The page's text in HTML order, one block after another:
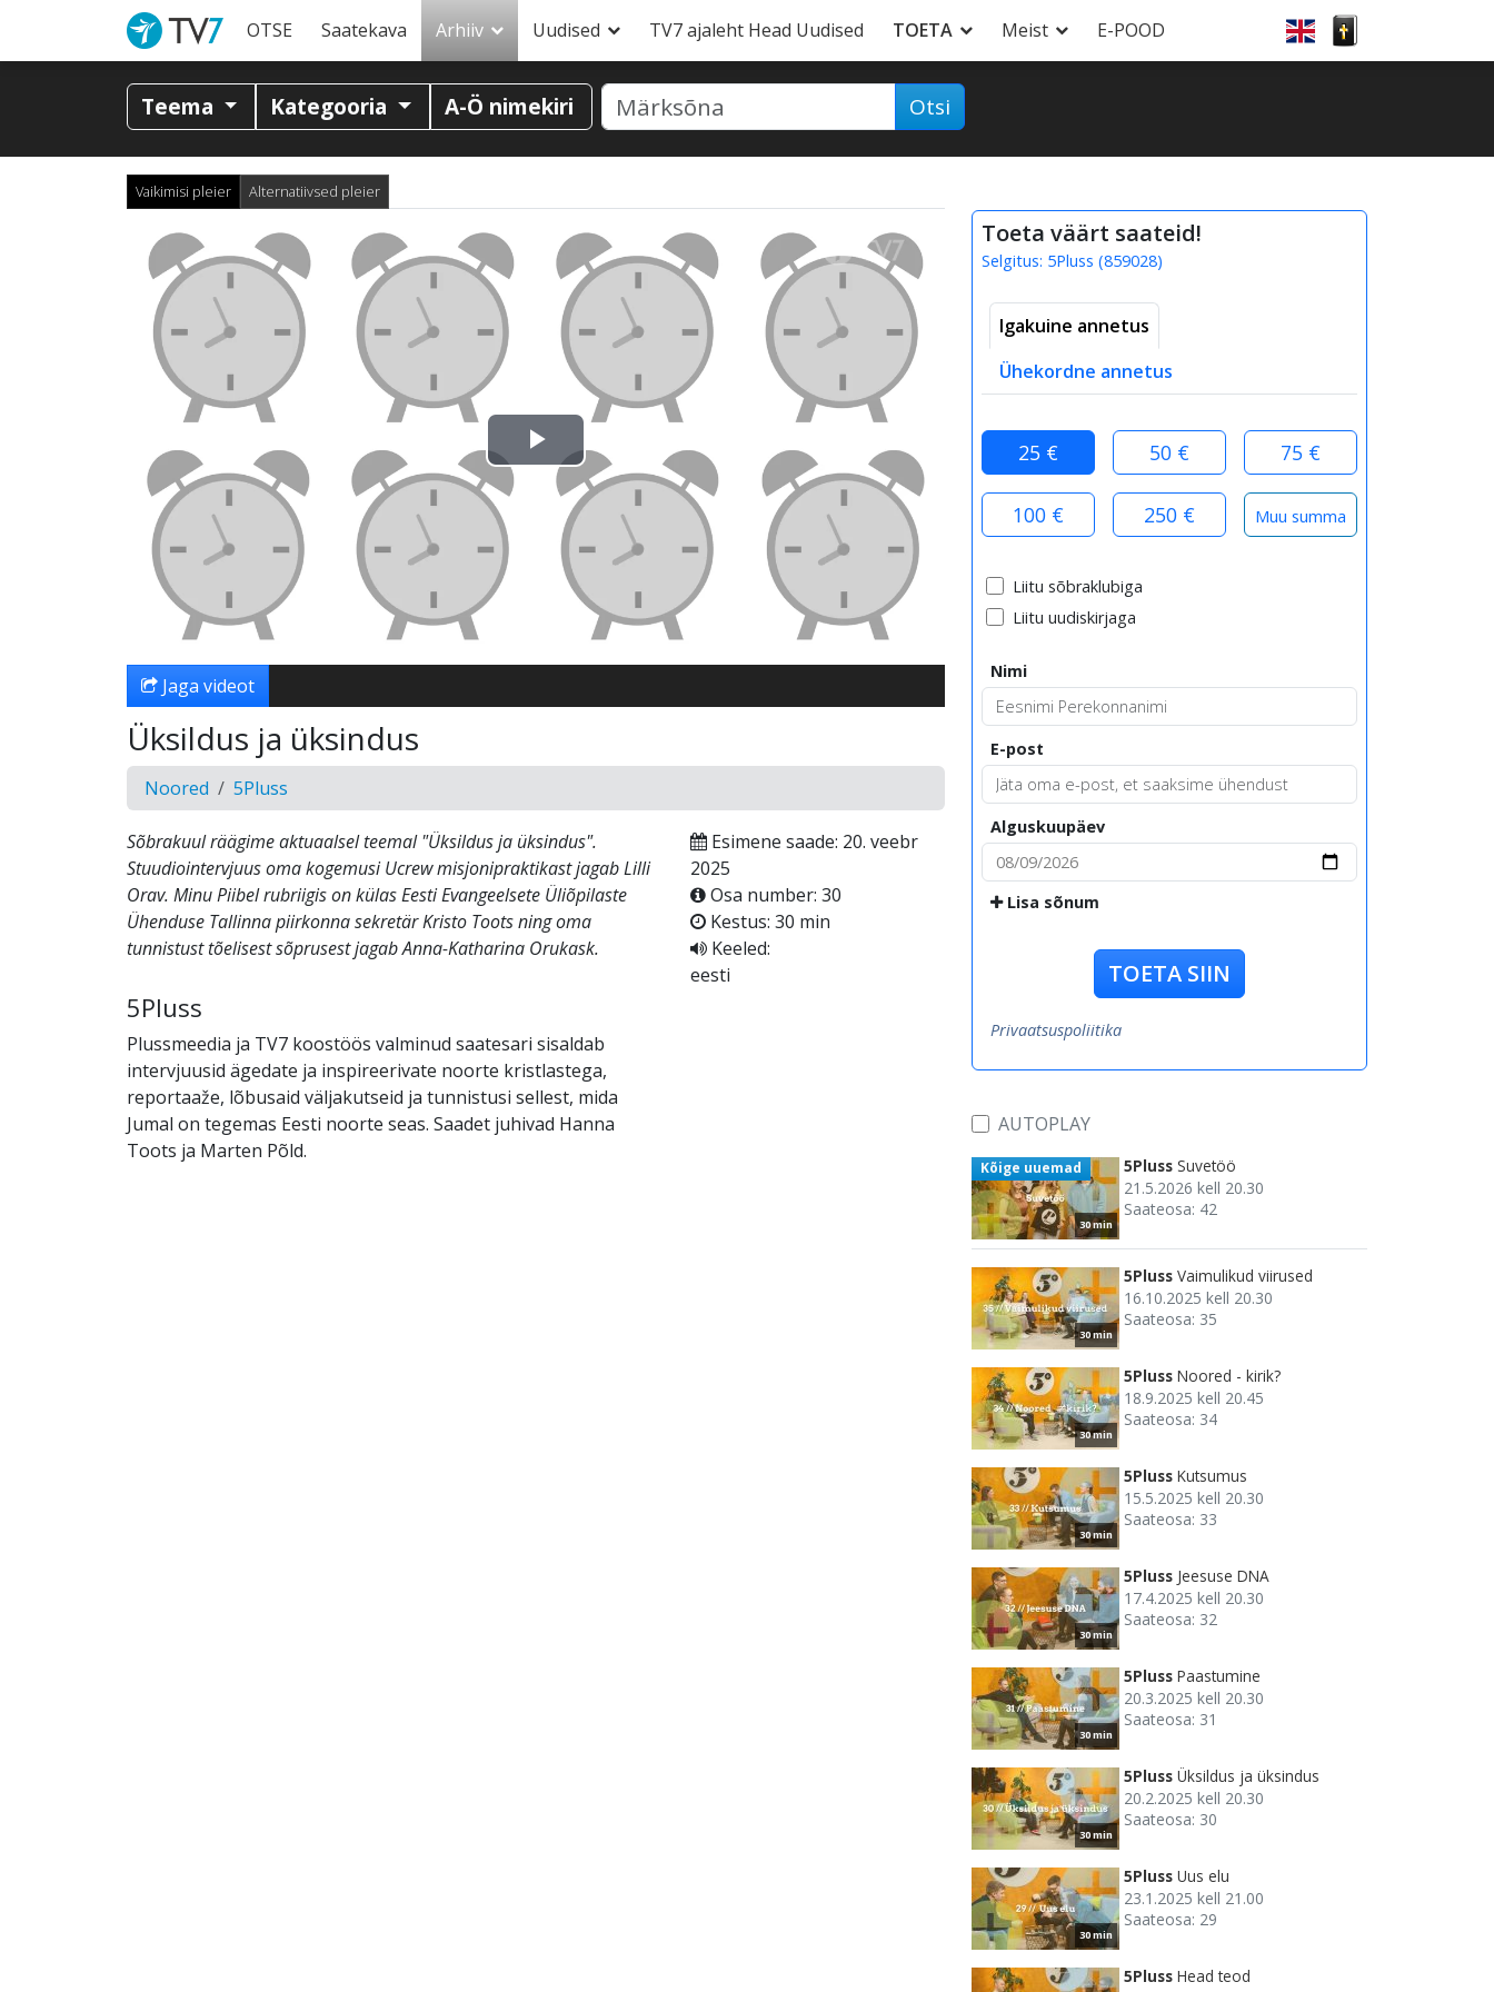
OTSE Saatekava Arhiiv Uudised TV7 ajaleht Head Uudised TOETA Meist E-POOD
Teema Kategooria A-Ö nimekiri Otsi
Vaikimisi pleier Alternatiivsed pleier
Esita
video
Jaga videot
Üksildus ja üksindus
Noored 5Pluss
Sõbrakuul räägime aktuaalsel teemal "Üksildus ja üksindus".
Stuudiointervjuus oma kogemusi Ucrew misjonipraktikast jagab Lilli
Orav. Minu Piibel rubriigis on külas Eesti Evangeelsete Üliõpilaste
Ühenduse Tallinna piirkonna sekretär Kristo Toots ning oma
tunnistust tõelisest sõprusest jagab Anna-Katharina Orukask.
5Pluss
Plussmeedia ja TV7 koostöös valminud saatesari sisaldab
intervjuusid ägedate ja inspireerivate noorte kristlastega,
reportaaže, lõbusaid väljakutseid ja tunnistusi sellest, mida
Jumal on tegemas Eesti noorte seas. Saadet juhivad Hanna
Toots ja Marten Põld.
Esimene saade: 20. veebr
2025
Osa number: 30
Kestus: 30 min
Keeled:
eesti
Toeta väärt saateid!
Selgitus: 5Pluss (859028)
Igakuine annetus
Ühekordne annetus
25 € 50 € 75 €
100 € 250 €
Liitu sõbraklubiga
Liitu uudiskirjaga
Nimi
E-post
Alguskuupäev
Lisa sõnum
TOETA SIIN
Privaatsuspoliitika
AUTOPLAY
30 min
Kõige uuemad 5Pluss Suvetöö
21.5.2026 kell 20.30
Saateosa: 42
30 min
5Pluss Vaimulikud viirused
16.10.2025 kell 20.30
Saateosa: 35
30 min
5Pluss Noored - kirik?
18.9.2025 kell 20.45
Saateosa: 34
30 min
5Pluss Kutsumus
15.5.2025 kell 20.30
Saateosa: 33
30 min
5Pluss Jeesuse DNA
17.4.2025 kell 20.30
Saateosa: 32
30 min
5Pluss Paastumine
20.3.2025 kell 20.30
Saateosa: 31
30 min
5Pluss Üksildus ja üksindus
20.2.2025 kell 20.30
Saateosa: 30
30 min
5Pluss Uus elu
23.1.2025 kell 21.00
Saateosa: 29
5Pluss Head teod